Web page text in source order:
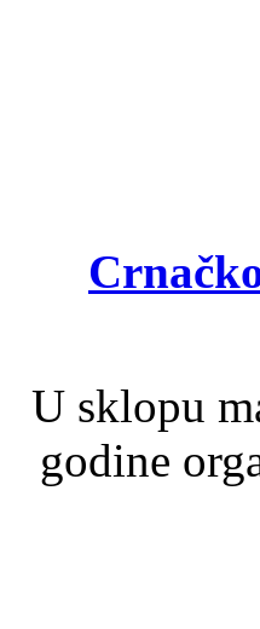
U sklopu
godine